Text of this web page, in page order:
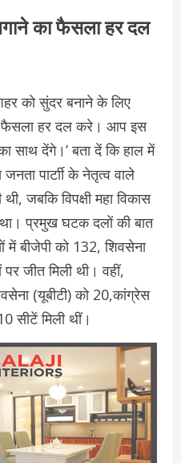
का फैसला हर दल
को सुंदर बनाने के लिए
फैसला हर दल करे। आप इस
देंगे।’ बता दें कि हाल में
पार्टाी के नेतृत्व वाले
जबकि विपक्षी महा विकास
प्रमुख घटक दलों की बात
में बीजेपी को 132, शिवसेना
जीत मिली थी। वहीं,
(यूबीटी) को 20,कांग्रेस
सीटें मिली थीं।